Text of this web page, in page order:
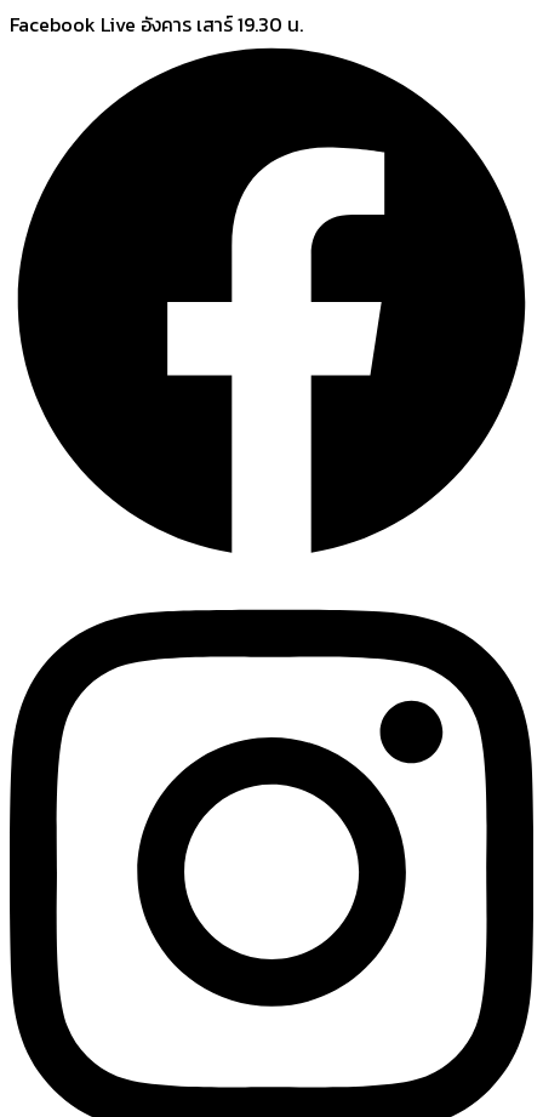
Skip
Facebook Live อังคาร เสาร์ 19.30 น.